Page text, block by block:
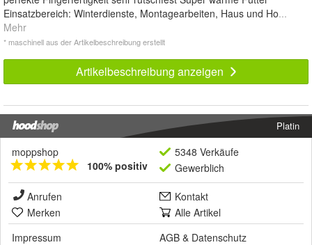
Einsatzbereich: Winterdienste, Montagearbeiten, Haus und Ho...
Mehr
* maschinell aus der Artikelbeschreibung erstellt
Artikelbeschreibung anzeigen
Platin
moppshop
100% positiv
5348 Verkäufe
Gewerblich
Anrufen
Kontakt
Merken
Alle Artikel
Impressum
AGB & Datenschutz